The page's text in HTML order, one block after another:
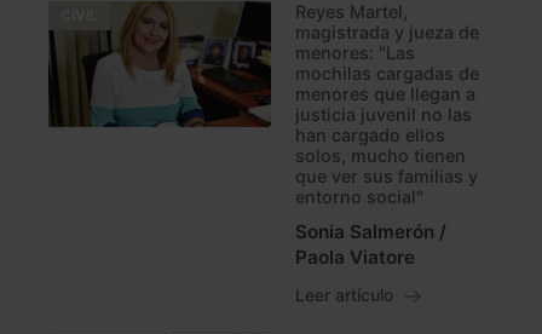
Reyes Martel,
magistrada y jueza de
menores: "Las
mochilas cargadas de
menores que llegan a
justicia juvenil no las
han cargado ellos
solos, mucho tienen
que ver sus familias y
entorno social"
Sonia Salmerón /
Paola Viatore
Leer artículo